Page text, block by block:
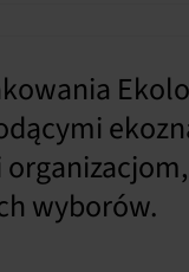
wyborów.